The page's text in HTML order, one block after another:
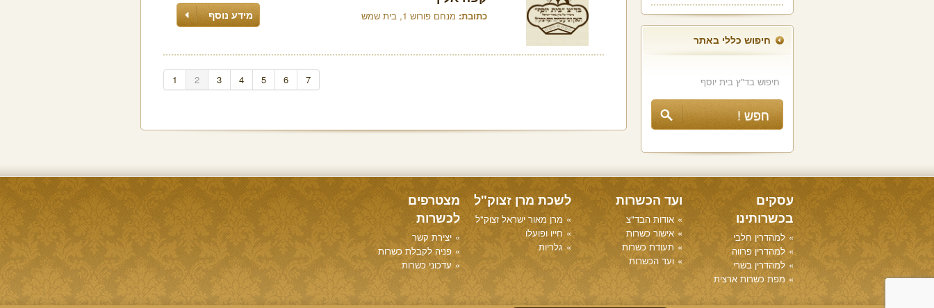
חיפוש כללי באתר
כתובת: מנחם פורוש 1, בית שמש מידע נוסף
1 2 3 4 5 6 7
עסקים
בכשרותינו
למהדרין חלבי
למהדרין פרווה
למהדרין בשרי
מפת כשרות ארצית
ועד הכשרות
אודות הבד"צ
אישור כשרות
תעודת כשרות
ועד הכשרות
לשכת מרן זצוק"ל
מרן מאור ישראל זצוק"ל
חייו ופועלו
גלריות
מצטרפים
לכשרות
יצירת קשר
פניה לקבלת כשרות
עדכוני כשרות